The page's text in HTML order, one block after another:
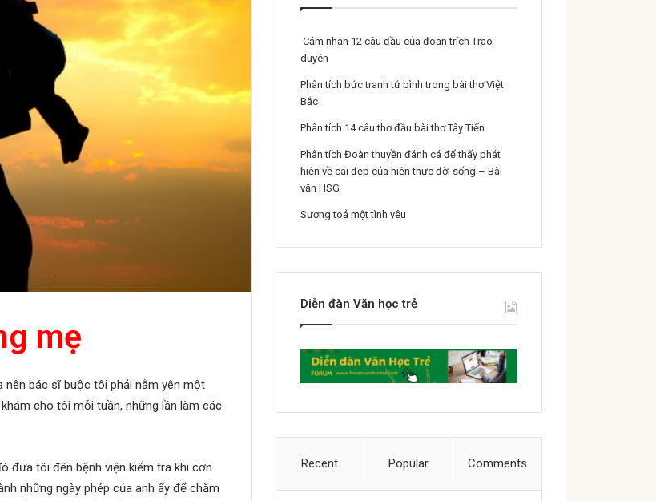
mẹ
bác sĩ buộc tôi phải nằm yên một
cho tôi mỗi tuần, những lần làm các
đưa tôi đến bệnh viện kiểm tra khi cơn
những ngày phép của anh ấy để chăm
Cảm nhận 12 câu đầu của đoạn trích Trao
duyên
Phân tích bức tranh tứ bình trong bài thơ Việt
Bắc
Phân tích 14 câu thơ đầu bài thơ Tây Tiến
Phân tích Đoàn thuyền đánh cá để thấy phát
hiện về cái đẹp của hiện thực đời sống – Bài
văn HSG
Sương toả một tình yêu
Diễn đàn Văn học trẻ
Recent Popular Comments